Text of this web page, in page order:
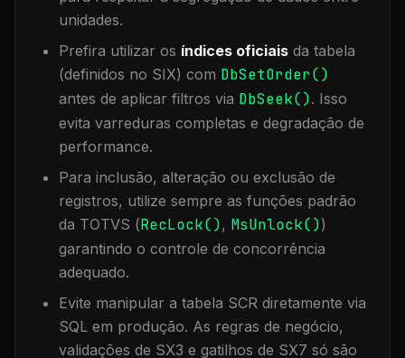
unidades.
Prefira utilizar os índices oficiais da tabela
(definidos no SIX) com DbSetOrder()
antes de aplicar filtros via DbSeek(). Isso
evita varreduras completas e degradação de
performance.
Para inclusão, alteração ou exclusão de
registros, utilize sempre as funções padrão
da TOTVS (RecLock(), MsUnlock())
garantindo o controle de concorrência
adequado.
Evite manipular a tabela SCR diretamente via
SQL em produção. As regras de negócio,
validações de SX3 e gatilhos de SX7 só são